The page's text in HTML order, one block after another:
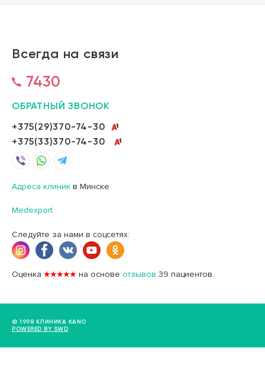
Всегда на связи
7430
ОБРАТНЫЙ ЗВОНОК
+375(29)370-74-30
+375(33)370-74-30
Адреса клиник в Минске
Medexport
Следуйте за нами в соцсетях:
Оценка ★★★★★ на основе отзывов 39 пациентов.
© 1998 КЛИНИКА KANO
POWERED BY SWD